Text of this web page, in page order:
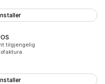
tilgjengelig